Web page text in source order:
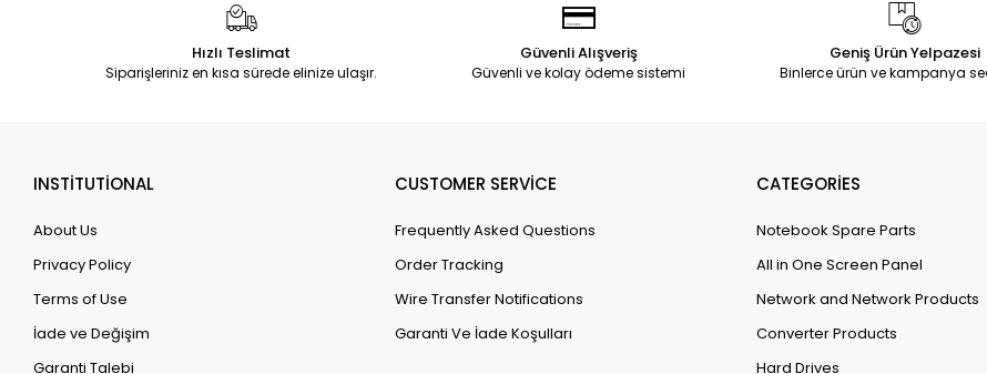
Hızlı Teslimat
Siparişleriniz en kısa sürede elinize ulaşır.
Güvenli Alışveriş
Güvenli ve kolay ödeme sistemi
Geniş Ürün Yelpazesi
Binlerce ürün ve kampanya
INSTİTUTİONAL
About Us
Privacy Policy
Terms of Use
İade ve Değişim
Garanti Talebi
CUSTOMER SERVİCE
Frequently Asked Questions
Order Tracking
Wire Transfer Notifications
Garanti Ve İade Koşulları
CATEGORİES
Notebook Spare Parts
All in One Screen Panel
Network and Network Products
Converter Products
Hard Drives